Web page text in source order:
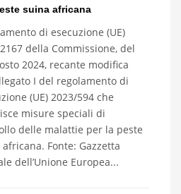
suina africana
di esecuzione (UE)
della Commissione, del
2024, recante modifica
I del regolamento di
(UE) 2023/594 che
misure speciali di
delle malattie per la peste
Fonte: Gazzetta
dell’Unione Europea...